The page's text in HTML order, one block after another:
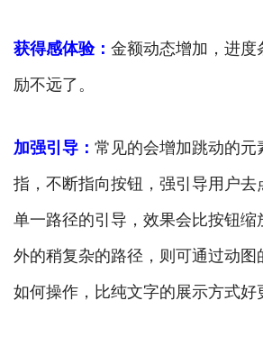
获得感体验： 金额动态增加，进度
励不远了。
加强引导： 常见的会增加跳动的元
指，不断指向按钮，强引导用户去
单一路径的引导，效果会比按钮缩
外的稍复杂的路径，则可通过动图
如何操作，比纯文字的展示方式好